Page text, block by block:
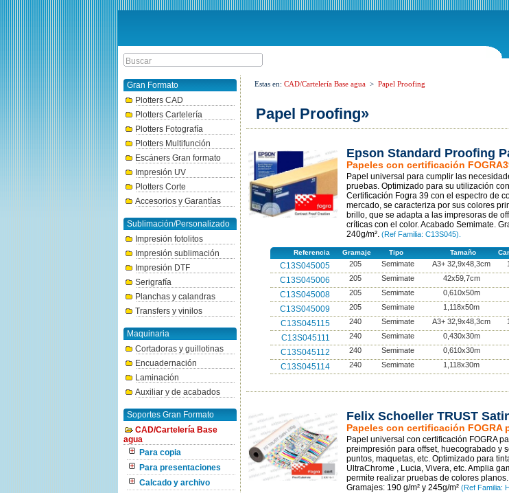
Gran Formato
Plotters CAD
Plotters Cartelería
Plotters Fotografía
Plotters Multifunción
Escáners Gran formato
Impresión UV
Plotters Corte
Accesorios y Garantías
Sublimación/Personalizado
Impresión fotolitos
Impresión sublimación
Impresión DTF
Serigrafía
Planchas y calandras
Transfers y vinilos
Maquinaria
Cortadoras y guillotinas
Encuadernación
Laminación
Auxiliar y de acabados
Soportes Gran Formato
CAD/Cartelería Base
agua
Para copia
Para presentaciones
Calcado y archivo
Estas en: CAD/Cartelería Base agua > Papel Proofing
Papel Proofing»
Epson Standard Proofing
Papeles con certificación
Papel universal para cumplir las
pruebas. Optimizado para su utilización
Certificación Fogra 39 con el espectro de
mercado, se caracteriza por sus colores
brillo, que se adapta a las impresoras de
críticas con el color. Acabado Semimate.
240g/m². (Ref Familia: C13S045).
Referencia Gramaje Tipo Tamaño
C13S045005 205 Semimate A3+ 32,9x48,3cm
C13S045006 205 Semimate 42x59,7cm
C13S045008 205 Semimate 0,610x50m
C13S045009 205 Semimate 1,118x50m
C13S045115 240 Semimate A3+ 32,9x48,3cm
C13S045111 240 Semimate 0,430x30m
C13S045112 240 Semimate 0,610x30m
C13S045114 240 Semimate 1,118x30m
Felix Schoeller TRUST
Papeles con certificación FOGRA
Papel universal con certificación FOGRA
preimpresión para offset, huecograbado y
puntos, maquetas, etc. Optimizado para
UltraChrome , Lucia, Vivera, etc. Amplia
permite realizar pruebas de colores
Gramajes: 190 g/m² y 245g/m² (Ref Familia: